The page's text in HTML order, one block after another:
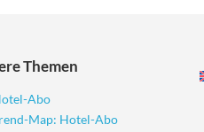
Themen
Abo
Map: Hotel-Abo